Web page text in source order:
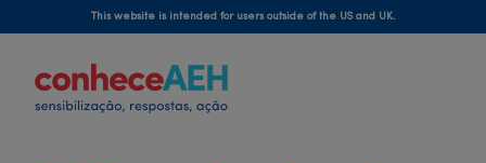
to
main
content
This website is intended for users outside of the US and UK.